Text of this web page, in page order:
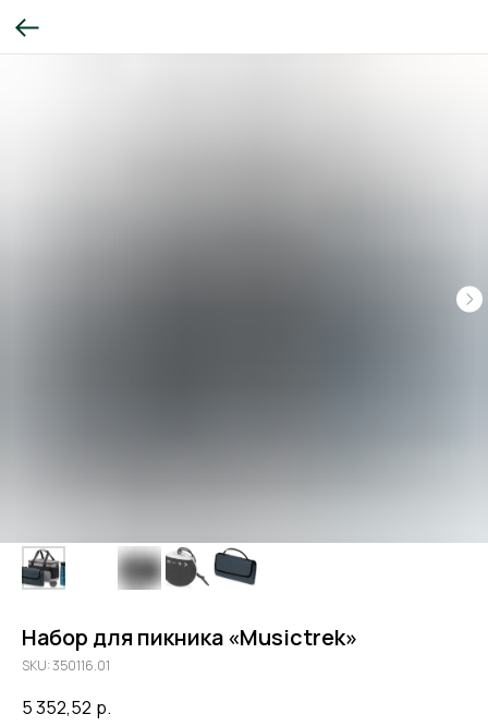
Набор для пикника «Musictrek»
SKU:350116.01
5 352,52 р.